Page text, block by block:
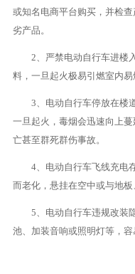
或知名电商平台购买，并检
劣产品。
2、严禁电动自行车进楼
料，一旦起火极易引燃室内易
3、电动自行车停放在楼
一旦起火，毒烟会迅速向上
亡甚至群死群伤事故。
4、电动自行车飞线充电
而老化，悬挂在空中或与地板
5、电动自行车违规改装
池、加装音响或照明灯等，容